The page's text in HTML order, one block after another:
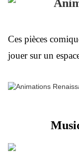
Ces pièces
jouer sur un